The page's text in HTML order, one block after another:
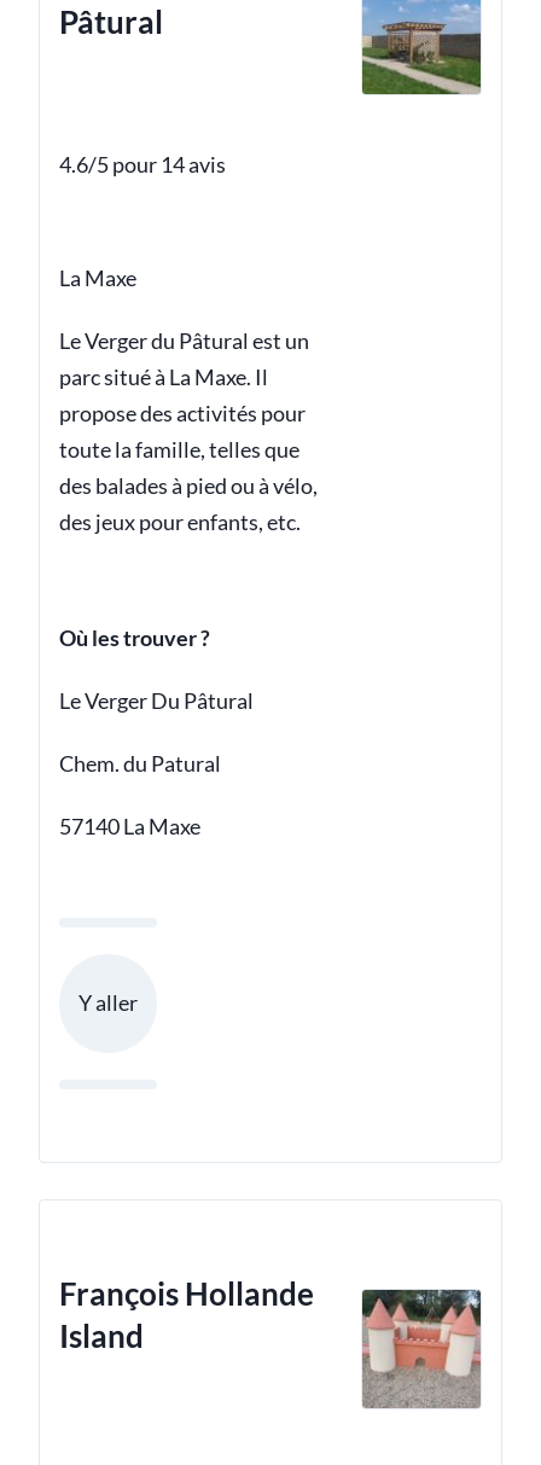
Pâtural
4.6/5 pour 14 avis
La Maxe
Le Verger du Pâtural est un
parc situé à La Maxe. Il
propose des activités pour
toute la famille, telles que
des balades à pied ou à vélo,
des jeux pour enfants, etc.
Où les trouver ?
Le Verger Du Pâtural
Chem. du Patural
57140 La Maxe
Y aller
François Hollande
Island